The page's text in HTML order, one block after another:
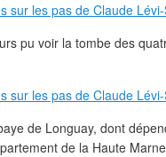
pu voir la tombe des
de Longuay, dont
de la Haute